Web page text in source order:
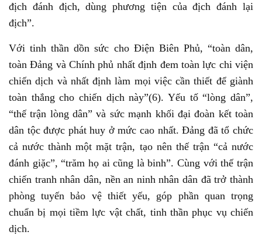
địch đánh địch, dùng phương tiện của địch đánh lại
địch”.
Với tinh thần dồn sức cho Điện Biên Phủ, “toàn dân,
toàn Đảng và Chính phủ nhất định đem toàn lực chi viện
chiến dịch và nhất định làm mọi việc cần thiết để giành
toàn thắng cho chiến dịch này”(6). Yếu tố “lòng dân”,
“thế trận lòng dân” và sức mạnh khối đại đoàn kết toàn
dân tộc được phát huy ở mức cao nhất. Đảng đã tổ chức
cả nước thành một mặt trận, tạo nên thế trận “cả nước
đánh giặc”, “trăm họ ai cũng là binh”. Cùng với thế trận
chiến tranh nhân dân, nền an ninh nhân dân đã trở thành
phòng tuyến bảo vệ thiết yếu, góp phần quan trọng
chuẩn bị mọi tiềm lực vật chất, tinh thần phục vụ chiến
dịch.